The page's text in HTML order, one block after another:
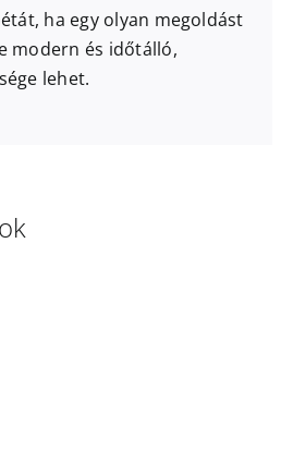
ha egy olyan megoldást
modern és időtálló,
lehet.